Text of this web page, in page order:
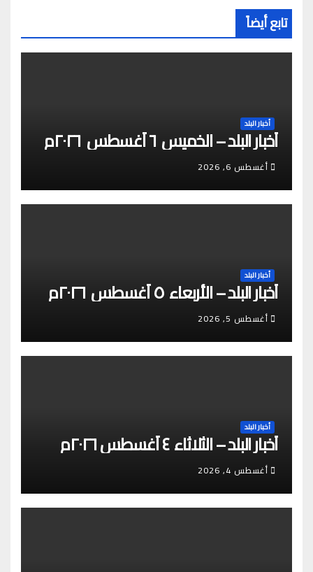
تابع أيضاً
أخبار البلد
أخبار البلد – الخميس ٦ أغسطس ٢٠٢٦م
أغسطس 6, 2026
أخبار البلد
أخبار البلد – الأربعاء ٥ أغسطس ٢٠٢٦م
أغسطس 5, 2026
أخبار البلد
أخبار البلد – الثلاثاء ٤ أغسطس ٢٠٢٦م
أغسطس 4, 2026